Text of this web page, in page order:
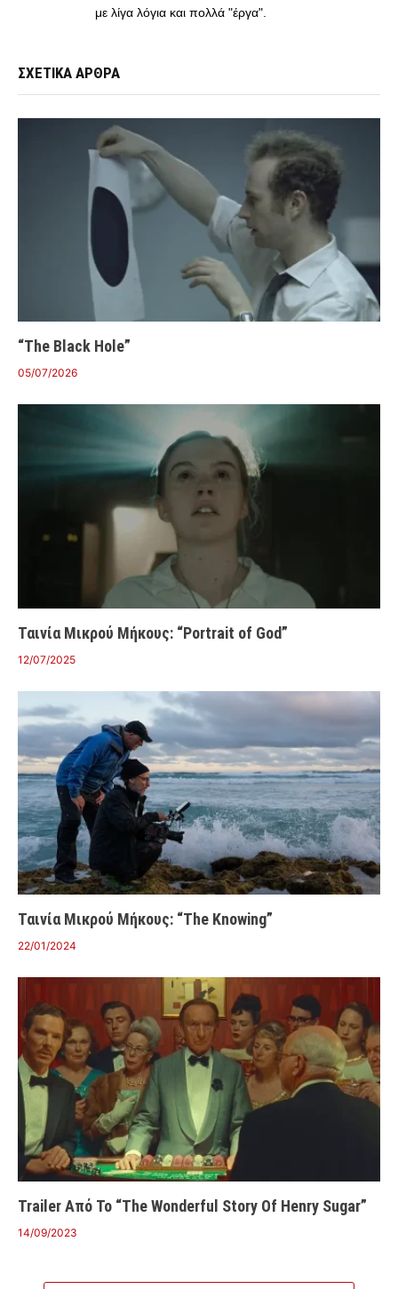
με λίγα λόγια και πολλά "έργα".
ΣΧΕΤΙΚΑ ΑΡΘΡΑ
“The Black Hole”
05/07/2026
Ταινία Μικρού Μήκους: “Portrait of God”
12/07/2025
Ταινία Μικρού Μήκους: “The Knowing”
22/01/2024
Trailer Από Το “The Wonderful Story Of Henry Sugar”
14/09/2023